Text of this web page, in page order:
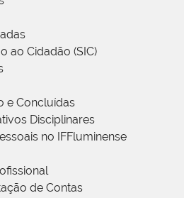
ao Cidadão (SIC)
e Concluídas
Disciplinares
no IFFluminense
de Contas